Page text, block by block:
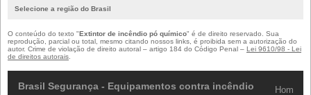
Selecione a região do Brasil
O conteúdo do texto "Extintor de incêndio pó químico" é de direito reservado. Sua
reprodução, parcial ou total, mesmo citando nossos links, é proibida sem a autorização do
autor. Crime de violação de direito autoral – artigo 184 do Código Penal – Lei 9610/98 - Lei
de direitos autorais
Brasil Segurança - Equipamentos contra incêndio Home